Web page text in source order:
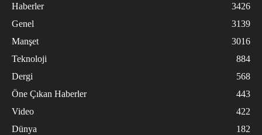
Haberler
3426
Genel
3139
Manşet
3016
Teknoloji
884
Dergi
568
Öne Çıkan Haberler
443
Video
422
Dünya
182